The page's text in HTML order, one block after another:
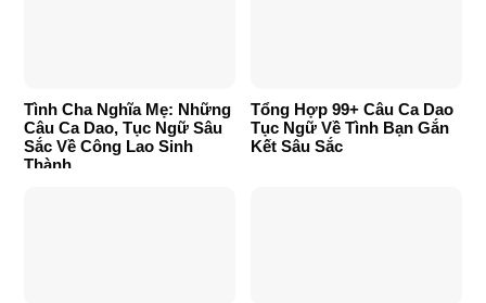
Tình Cha Nghĩa Mẹ: Những
Câu Ca Dao, Tục Ngữ Sâu
Sắc Về Công Lao Sinh
Thành
Tổng Hợp 99+ Câu Ca Dao
Tục Ngữ Về Tình Bạn Gắn
Kết Sâu Sắc